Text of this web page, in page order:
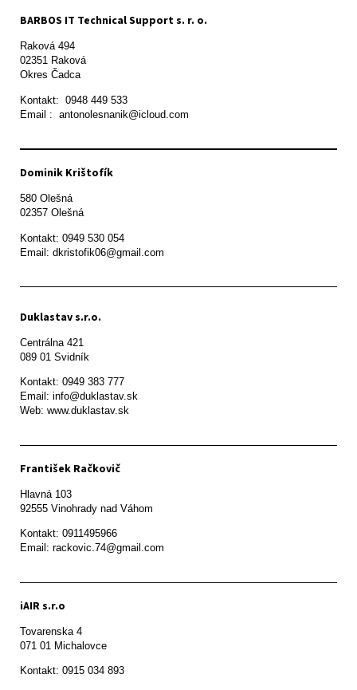
BARBOS IT Technical Support s. r. o.
Raková 494
02351 Raková
Okres Čadca
Kontakt:  0948 449 533
Email :  antonolesnanik@icloud.com
Dominik Krištofík
580 Olešná
Kontakt: 0949 530 054
Email: dkristofik06@gmail.com
Duklastav s.r.o.
Centrálna 421
089 01 Svidník
Kontakt: 0949 383 777
Email: info@duklastav.sk
Web: www.duklastav.sk
František Račkovič
Hlavná 103
92555 Vinohrady nad Váhom
Kontakt: 0911495966
Email: rackovic.74@gmail.com
iAIR s.r.o
Tovarenska 4
071 01 Michalovce